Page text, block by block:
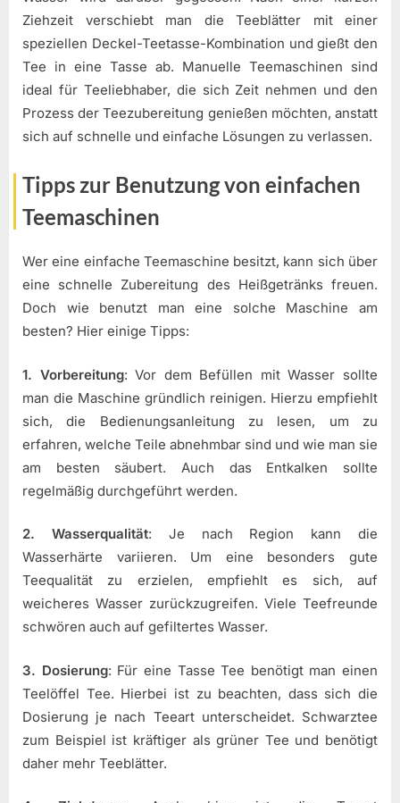
Ziehzeit verschiebt man die Teeblätter mit einer
speziellen Deckel-Teetasse-Kombination und gießt den
Tee in eine Tasse ab. Manuelle Teemaschinen sind
ideal für Teeliebhaber, die sich Zeit nehmen und den
Prozess der Teezubereitung genießen möchten, anstatt
sich auf schnelle und einfache Lösungen zu verlassen.
Tipps zur Benutzung von einfachen
Teemaschinen
Wer eine einfache Teemaschine besitzt, kann sich über
eine schnelle Zubereitung des Heißgetränks freuen.
Doch wie benutzt man eine solche Maschine am
besten? Hier einige Tipps:
1. Vorbereitung: Vor dem Befüllen mit Wasser sollte
man die Maschine gründlich reinigen. Hierzu empfiehlt
sich, die Bedienungsanleitung zu lesen, um zu
erfahren, welche Teile abnehmbar sind und wie man sie
am besten säubert. Auch das Entkalken sollte
regelmäßig durchgeführt werden.
2. Wasserqualität: Je nach Region kann die
Wasserhärte variieren. Um eine besonders gute
Teequalität zu erzielen, empfiehlt es sich, auf
weicheres Wasser zurückzugreifen. Viele Teefreunde
schwören auch auf gefiltertes Wasser.
3. Dosierung: Für eine Tasse Tee benötigt man einen
Teelöffel Tee. Hierbei ist zu beachten, dass sich die
Dosierung je nach Teeart unterscheidet. Schwarztee
zum Beispiel ist kräftiger als grüner Tee und benötigt
daher mehr Teeblätter.